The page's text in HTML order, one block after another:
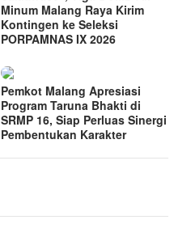
Minum Malang Raya Kirim
Kontingen ke Seleksi
PORPAMNAS IX 2026
Pemkot Malang Apresiasi
Program Taruna Bhakti di
SRMP 16, Siap Perluas Sinergi
Pembentukan Karakter